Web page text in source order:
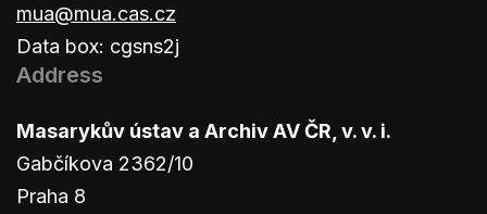
mua@mua.cas.cz
Data box: cgsns2j
Address
Masarykův ústav a Archiv AV ČR, v. v. i.
Gabčíkova 2362/10
Praha 8